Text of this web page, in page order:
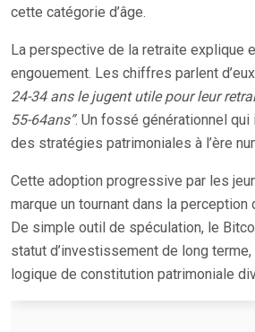
cette catégorie d’âge.
La perspective de la retraite explique
engouement. Les chiffres parlent
24-34 ans le jugent utile pour leur
55-64ans”. Un fossé générationnel
des stratégies patrimoniales à l’ère
Cette adoption progressive par les
marque un tournant dans la
De simple outil de spéculation, le
statut d’investissement de long terme,
logique de constitution patrimoniale